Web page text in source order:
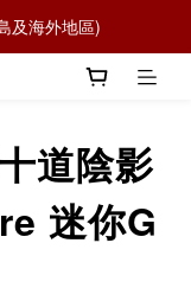
及海外地區)
道陰影
迷你G